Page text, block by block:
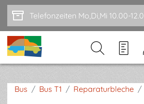
Zum Hauptinhalt springen
Bus / Bus T1 / Reparaturbleche /